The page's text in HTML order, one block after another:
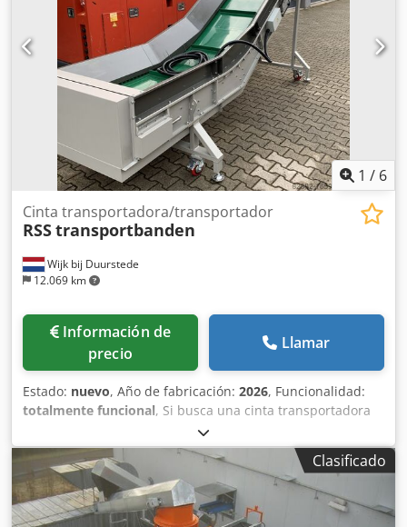
1 / 6
Wijk bij Duurstede
12.069 km
Cinta transportadora/transportador
RSStransportbanden
Información de
precio
Llamar
Estado: nuevo, Año de fabricación: 2026, Funcionalidad:
totalmente funcional, Si busca una cinta transportadora
de suministro o descarga sólida como una roca, nosotros
se la fabricamos en cualquier tamaño o forma. Cjdpfxst
Iwgns Aitoha También somos un socio excelente para sus
tornillos de descarga. Cintas de descarga, cintas de
suministro en casi cualquier tamaño, con lados cerrados,
Clasificado